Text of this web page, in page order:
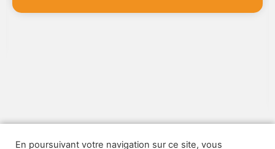
En poursuivant votre navigation sur ce site, vous